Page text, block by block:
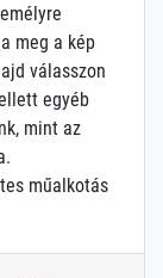
meg a kép
válasszon
egyéb
mint az
műalkotás